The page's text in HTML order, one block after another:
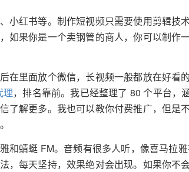
小红书等。制作短视频只需要使用剪辑技
如果你是一个卖钢管的商人，你可以制作
在里面放个微信，长视频一般都放在好看
理，排名靠前。我已经整理了 80 个平台，
了解更多。我也可以教你付费推广，但是
和蜻蜓 FM。音频有很多人听，像喜马拉雅
，每天坚持，效果绝对会出现。如果你不